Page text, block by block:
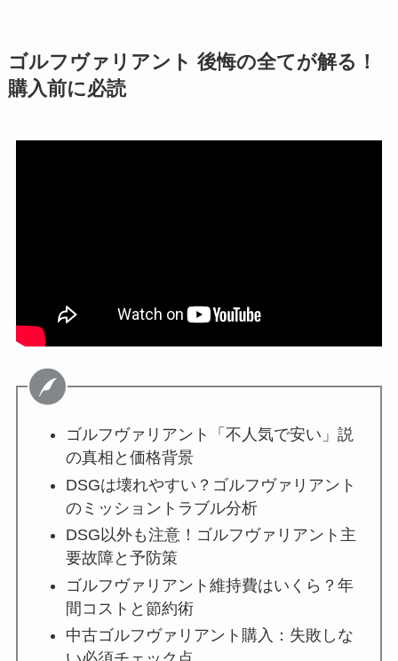
ゴルフヴァリアント 後悔の全てが解る！
購入前に必読
ゴルフヴァリアント「不人気で安い」説
の真相と価格背景
DSGは壊れやすい？ゴルフヴァリアント
のミッショントラブル分析
DSG以外も注意！ゴルフヴァリアント主
要故障と予防策
ゴルフヴァリアント維持費はいくら？年
間コストと節約術
中古ゴルフヴァリアント購入：失敗しな